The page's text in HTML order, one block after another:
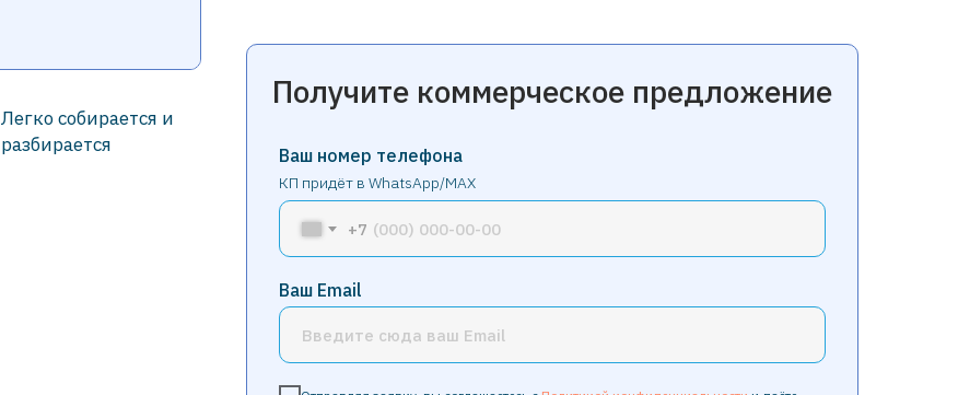
Ваш номер телефона
КП придёт в WhatsApp/MAX
+7
Ваш Email
Получите коммерческое предложение
Легко собирается и
разбирается